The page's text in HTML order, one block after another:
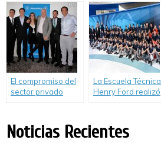
cabo el Mes del
Voluntariado
Global.
inteligente en el
Futuro de la
Movilidad.
El compromiso del
sector privado
Seguridad Vial en
la Argentina.
La Escuela Técnica
Henry Ford realizó
Noticias Recientes